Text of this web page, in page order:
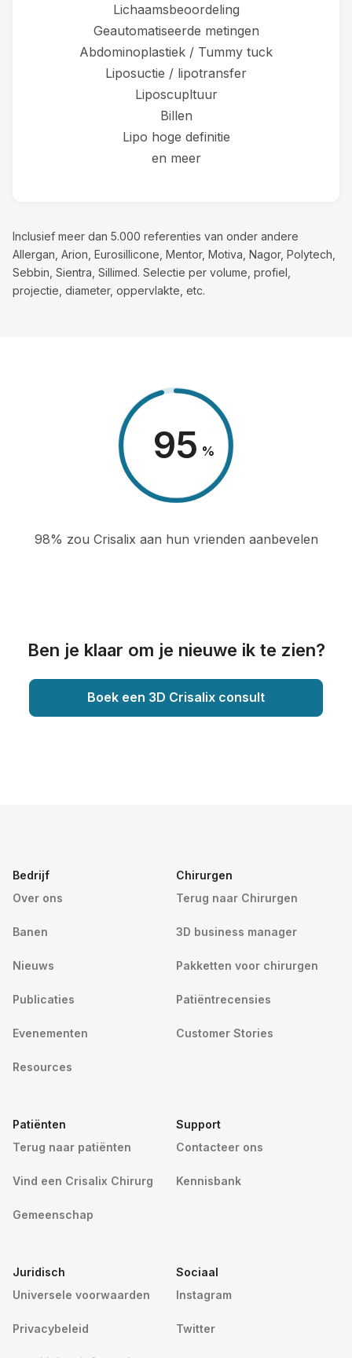
Lichaamsbeoordeling
Geautomatiseerde metingen
Abdominoplastiek / Tummy tuck
Liposuctie / lipotransfer
Liposcupltuur
Billen
Lipo hoge definitie
en meer
Inclusief meer dan 5.000 referenties van onder andere
Allergan, Arion, Eurosillicone, Mentor, Motiva, Nagor, Polytech,
Sebbin, Sientra, Sillimed. Selectie per volume, profiel,
projectie, diameter, oppervlakte, etc.
98 %
98% zou Crisalix aan hun vrienden aanbevelen
Ben je klaar om je nieuwe ik te zien?
Boek een 3D Crisalix consult
Bedrijf
Over ons
Banen
Nieuws
Publicaties
Evenementen
Resources
Chirurgen
Terug naar Chirurgen
3D business manager
Pakketten voor chirurgen
Patiëntrecensies
Customer Stories
Patiënten
Terug naar patiënten
Vind een Crisalix Chirurg
Gemeenschap
Support
Contacteer ons
Kennisbank
Juridisch
Universele voorwaarden
Privacybeleid
Sociaal
Instagram
Twitter